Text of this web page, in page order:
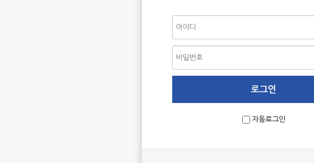
자동로그인